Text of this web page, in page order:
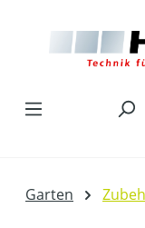
Garten